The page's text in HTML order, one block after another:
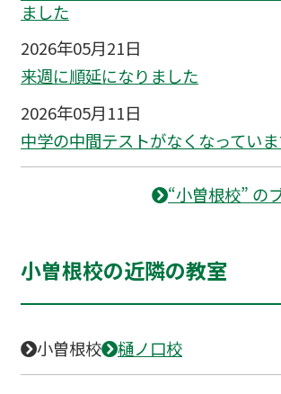
ました
2026年05月21日
来週に順延になりました
2026年05月11日
中学の中間テストがなくなってい
“小曽根校” の
小曽根校の近隣の教室
小曽根校 樋ノ口校